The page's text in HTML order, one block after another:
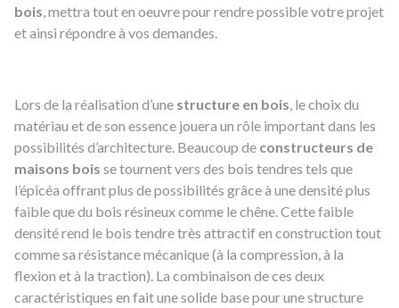
bois, mettra tout en oeuvre pour rendre possible votre projet
et ainsi répondre à vos demandes.
Lors de la réalisation d’une structure en bois, le choix du
matériau et de son essence jouera un rôle important dans les
possibilités d’architecture. Beaucoup de constructeurs de
maisons bois se tournent vers des bois tendres tels que
l’épicéa offrant plus de possibilités grâce à une densité plus
faible que du bois résineux comme le chêne. Cette faible
densité rend le bois tendre très attractif en construction tout
comme sa résistance mécanique (à la compression, à la
flexion et à la traction). La combinaison de ces deux
caractéristiques en fait une solide base pour une structure